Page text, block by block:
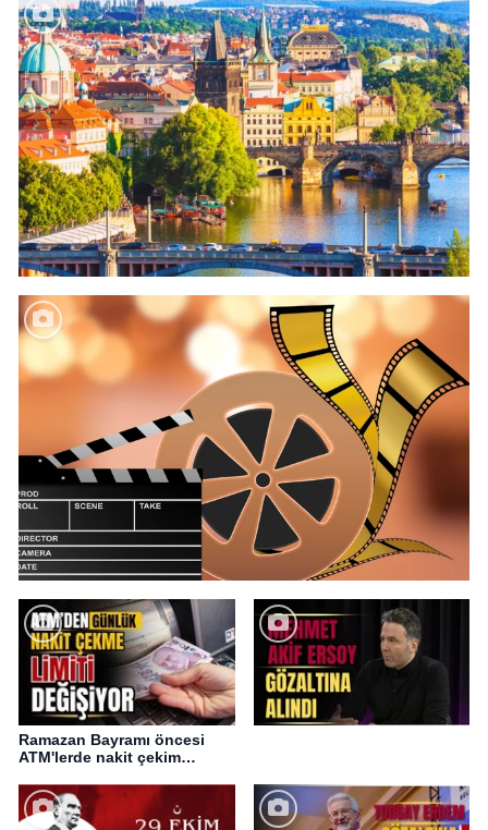
Ramazan Bayramı öncesi
ATM'lerde nakit çekim